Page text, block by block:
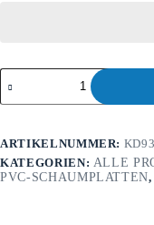
ARTIKELNUMMER:
KATEGORIEN: ALLE
PVC-SCHAUMPLATTEN